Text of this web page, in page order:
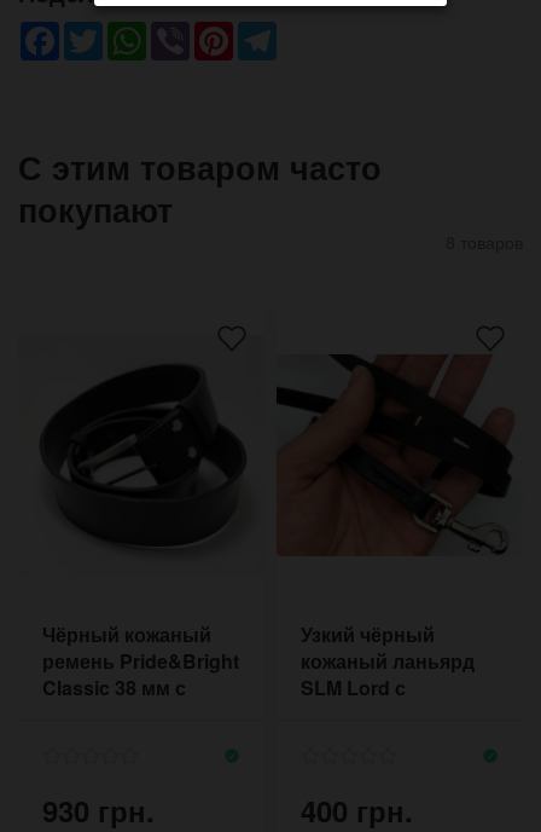
Facebook
TwitterWhatsApp
ViberPinterest
С этим товаром часто
покупают
Чёрный кожаный
ремень Pride&Bright
Classic 38 мм с
930 грн.
Узкий чёрный
кожаный ланьярд
SLM Lord с
400 грн.